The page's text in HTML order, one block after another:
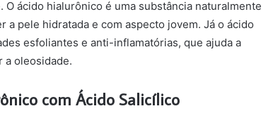
ácido hialurônico é uma substância naturalmente
pele hidratada e com aspecto jovem. Já o ácido
esfoliantes e anti-inflamatórias, que ajuda a
a oleosidade.
com Ácido Salicílico